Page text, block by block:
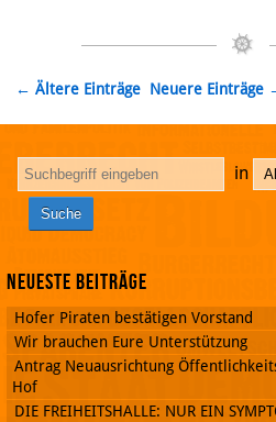
← Ältere Einträge Neuere Einträge
in
Neueste Beiträge
Hofer Piraten bestätigen Vorstand
Wir brauchen Eure Unterstützung
Antrag Neuausrichtung
Hof
DIE FREIHEITSHALLE: NUR EIN